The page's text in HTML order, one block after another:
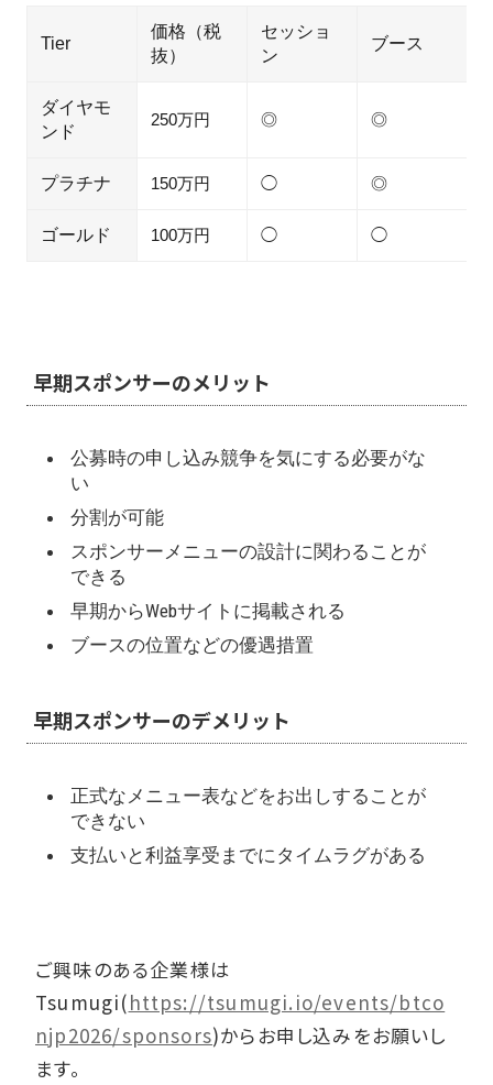
Tier
価格（税
抜）
セッショ
ン
ブース
ダイヤモ
ンド
250万円 ◎ ◎
プラチナ 150万円 ◯ ◎
ゴールド 100万円 ◯ ◯
早期スポンサーのメリット
公募時の申し込み競争を気にする必要がな
い
分割が可能
スポンサーメニューの設計に関わることが
できる
早期からWebサイトに掲載される
ブースの位置などの優遇措置
早期スポンサーのデメリット
正式なメニュー表などをお出しすることが
できない
支払いと利益享受までにタイムラグがある
ご興味のある企業様は
Tsumugi(https://tsumugi.io/events/btco
njp2026/sponsors)からお申し込みをお願いし
ます。